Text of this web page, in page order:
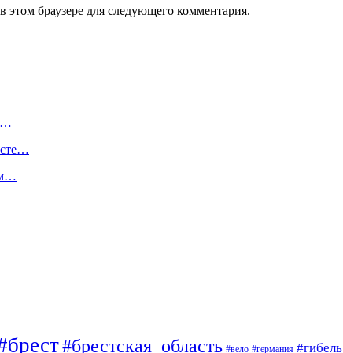
браузере для следующего комментария.
#брестская_область #вело #германия #гибель